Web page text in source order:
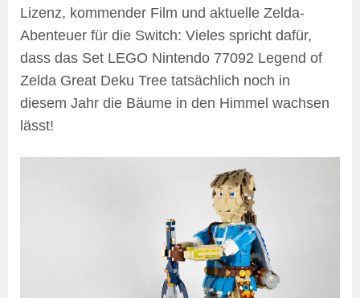
Lizenz, kommender Film und aktuelle Zelda-
Abenteuer für die Switch: Vieles spricht dafür,
dass das Set LEGO Nintendo 77092 Legend of
Zelda Great Deku Tree tatsächlich noch in
diesem Jahr die Bäume in den Himmel wachsen
lässt!